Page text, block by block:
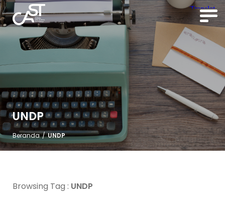
UNDP
Beranda / UNDP
Browsing Tag : UNDP